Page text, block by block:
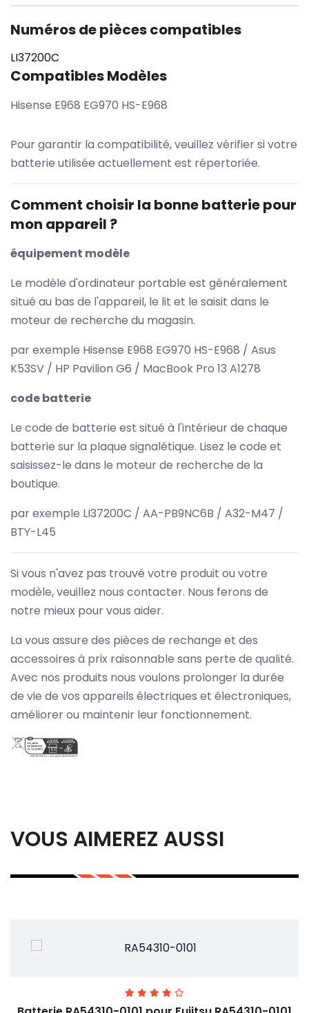
Numéros de pièces compatibles
LI37200C
Compatibles Modèles
Hisense E968 EG970 HS-E968
Pour garantir la compatibilité, veuillez vérifier si votre
batterie utilisée actuellement est répertoriée.
Comment choisir la bonne batterie pour
mon appareil ?
équipement modèle
Le modèle d'ordinateur portable est généralement
situé au bas de l'appareil, le lit et le saisit dans le
moteur de recherche du magasin.
par exemple Hisense E968 EG970 HS-E968 / Asus
K53SV / HP Pavilion G6 / MacBook Pro 13 A1278
code batterie
Le code de batterie est situé à l'intérieur de chaque
batterie sur la plaque signalétique. Lisez le code et
saisissez-le dans le moteur de recherche de la
boutique.
par exemple LI37200C / AA-PB9NC6B / A32-M47 /
BTY-L45
Si vous n'avez pas trouvé votre produit ou votre
modèle, veuillez nous contacter. Nous ferons de
notre mieux pour vous aider.
La vous assure des pièces de rechange et des
accessoires à prix raisonnable sans perte de qualité.
Avec nos produits nous voulons prolonger la durée
de vie de vos appareils électriques et électroniques,
améliorer ou maintenir leur fonctionnement.
VOUS AIMEREZ AUSSI